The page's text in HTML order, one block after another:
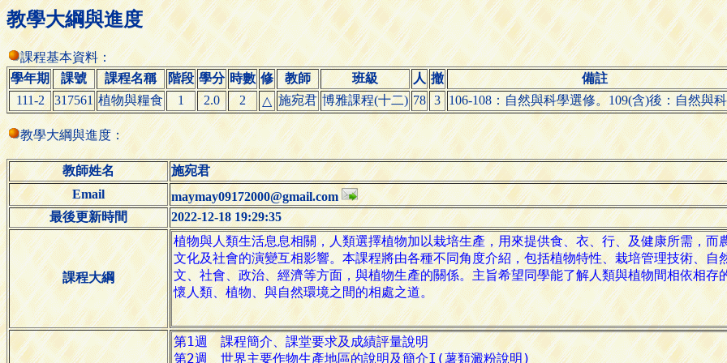
教學大綱與進度
課程基本資料：
學年期
課號 課程名稱 階段 學分 時數 修 教師 班級 人 撤
備註
111-2
317561 植物與糧食 1 2.0 2 △ 施宛君 博雅課程(十二) 78 3 106-108：自然與科學選修。109(含)後：自然與
教學大綱與進度：
教師姓名
施宛君
Email
maymay09172000@gmail.com
最後更新時間
2022-12-18 19:29:35
課程大綱